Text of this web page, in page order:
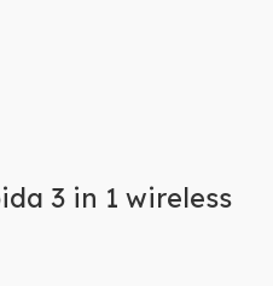
3 in 1 wireless